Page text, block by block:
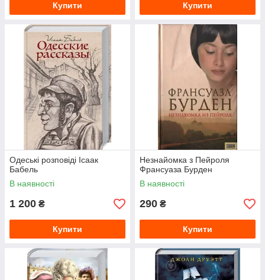
Купити Купити
Одеські розповіді Ісаак
Бабель
В наявності
1 200 ₴
Купити
Незнайомка з Пейроля
Франсуаза Бурден
В наявності
290 ₴
Купити